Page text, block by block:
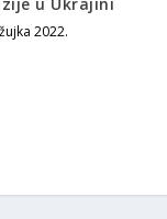
u Ukrajini
2022.